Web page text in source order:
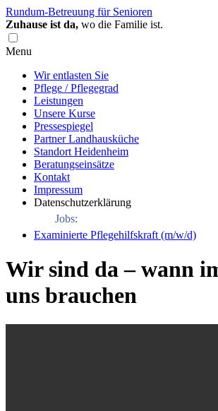
Rundum-Betreuung für Senioren
Zuhause ist da, wo die Familie ist.
Menu
Wir entlasten Sie
Pflege / Pflegegrad
Leistungen
Unsere Kurse
Pressespiegel
Partner Landhausküche
Standort Heidenheim
Beratungseinsätze
Kontakt
Impressum
Datenschutzerklärung
Jobs:
Examinierte Pflegehilfskraft (m/w/d)
Wir sind da – wann
uns brauchen